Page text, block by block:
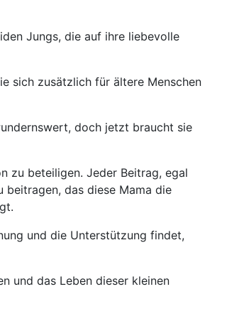
Jungs, die auf ihre liebevolle
sich zusätzlich für ältere Menschen
doch jetzt braucht sie
zu beteiligen. Jeder Beitrag, egal
beitragen, das diese Mama die
und die Unterstützung findet,
und das Leben dieser kleinen